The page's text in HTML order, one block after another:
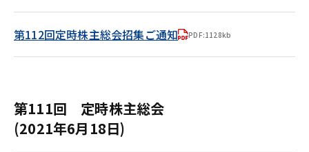
第112回定時株主総会招集ご通知 PDF:1128kb
第111回 定時株主総会
(2021年6月18日)